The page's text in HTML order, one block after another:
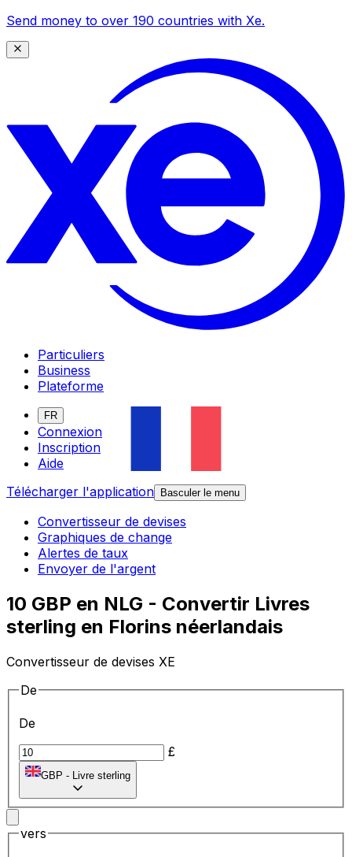
Send money to over 190 countries with Xe.
Particuliers
Business
Plateforme
FR
Connexion
Inscription
Aide
Télécharger l'application
Basculer le menu
Convertisseur de devises
Graphiques de change
Alertes de taux
Envoyer de l'argent
10 GBP en NLG - Convertir Livres
sterling en Florins néerlandais
Convertisseur de devises XE
De
De
£
GBP - Livre sterling
vers